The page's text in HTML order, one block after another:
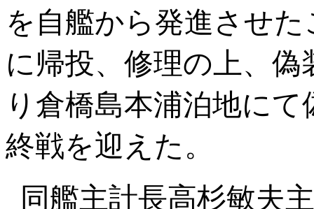
を自艦から発進させ
に帰投、修理の上、
り倉橋島本浦泊地に
終戦を迎えた。
同艦主計長高杉敏夫